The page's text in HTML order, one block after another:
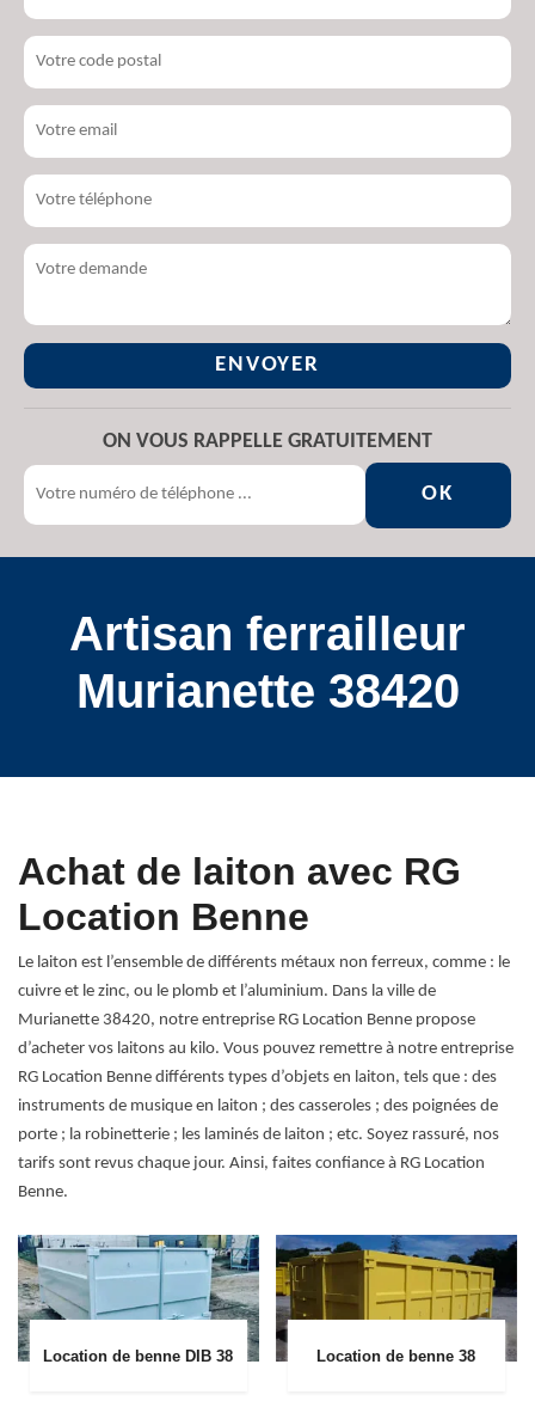
ON VOUS RAPPELLE GRATUITEMENT
Artisan ferrailleur
Murianette 38420
Achat de laiton avec RG
Location Benne
Le laiton est l’ensemble de différents métaux non ferreux, comme : le
cuivre et le zinc, ou le plomb et l’aluminium. Dans la ville de
Murianette 38420, notre entreprise RG Location Benne propose
d’acheter vos laitons au kilo. Vous pouvez remettre à notre entreprise
RG Location Benne différents types d’objets en laiton, tels que : des
instruments de musique en laiton ; des casseroles ; des poignées de
porte ; la robinetterie ; les laminés de laiton ; etc. Soyez rassuré, nos
tarifs sont revus chaque jour. Ainsi, faites confiance à RG Location
Benne.
Location de benne DIB 38 Location de benne 38